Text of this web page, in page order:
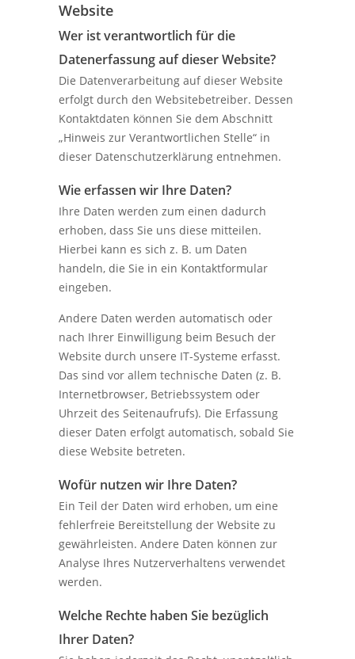
Website
Wer ist verantwortlich für die
Datenerfassung auf dieser Website?
Die Datenverarbeitung auf dieser Website
erfolgt durch den Websitebetreiber. Dessen
Kontaktdaten können Sie dem Abschnitt
„Hinweis zur Verantwortlichen Stelle“ in
dieser Datenschutzerklärung entnehmen.
Wie erfassen wir Ihre Daten?
Ihre Daten werden zum einen dadurch
erhoben, dass Sie uns diese mitteilen.
Hierbei kann es sich z. B. um Daten
handeln, die Sie in ein Kontaktformular
eingeben.
Andere Daten werden automatisch oder
nach Ihrer Einwilligung beim Besuch der
Website durch unsere IT-Systeme erfasst.
Das sind vor allem technische Daten (z. B.
Internetbrowser, Betriebssystem oder
Uhrzeit des Seitenaufrufs). Die Erfassung
dieser Daten erfolgt automatisch, sobald Sie
diese Website betreten.
Wofür nutzen wir Ihre Daten?
Ein Teil der Daten wird erhoben, um eine
fehlerfreie Bereitstellung der Website zu
gewährleisten. Andere Daten können zur
Analyse Ihres Nutzerverhaltens verwendet
werden.
Welche Rechte haben Sie bezüglich
Ihrer Daten?